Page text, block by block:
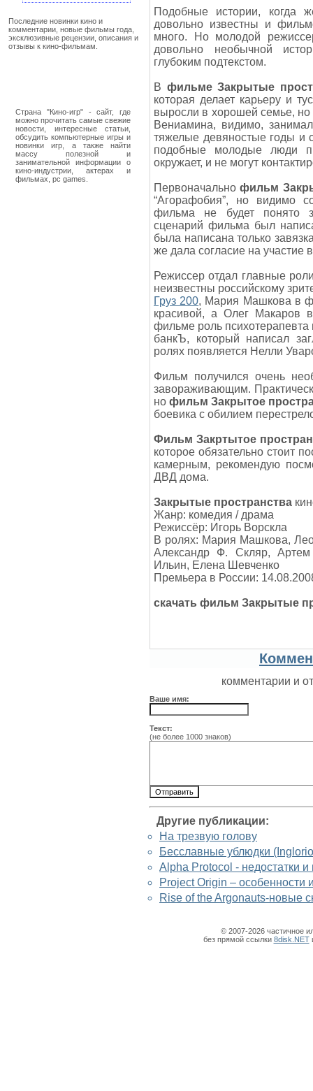
Последние новинки кино и
комментарии, новые фильмы года,
эксклюзивные рецензии, описания и
отзывы к кино-фильмам.
Страна "Кино-игр" - сайт, где
можно прочитать самые свежие
новости, интересные статьи,
обсудить компьютерные игры и
новинки игр, а также найти
массу полезной и
занимательной информации о
кино-индустрии, актерах и
фильмах, pc games.
Подобные истории, когда
довольно известны и
много. Но молодой
довольно необычной
глубоким подтекстом.
В фильме Закрытые
которая делает карьеру и
выросли в хорошей семье, но
Вениамина, видимо,
тяжелые девяностые годы
подобные молодые люди
окружает, и не могут
Первоначальнофильм
“Агорафобия”, но видимо
фильма не будет понято
сценарий фильма был
была написана только
же дала согласие на участие
Режиссер отдал главные
неизвестны российскому
Груз 200, Мария Машкова в
красивой, а Олег Макаров
фильме роль
банкЪ, который написал
ролях появляется Нелли
Фильм получился очень
завораживающим.
нофильм Закрытое
боевика с обилием
Фильм Закртытое
которое обязательно стоит
камерным, рекомендую
ДВД дома.
Закрытые пространства
Жанр: комедия / драма
Режиссёр: Игорь Ворскла
В ролях: Мария Машкова,
Александр Ф. Скляр, Артем
Ильин, Елена Шевченко
Премьера в России:
скачать фильм Закрытые
комментарии и
Ваше имя:
Текст:
(не более 1000 знаков)
Другие публикации:
На трезвую голову
Бесславные ублюдки
Alpha Protocol - недостатки
Project Origin – особенности
Rise of the Argonauts-новые
© 2007-2026 частичное
без прямой ссылки 8disk.NET